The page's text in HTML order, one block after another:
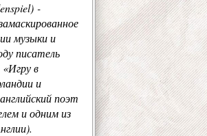
-
музыки и
писатель
в
и
поэт
и одним из